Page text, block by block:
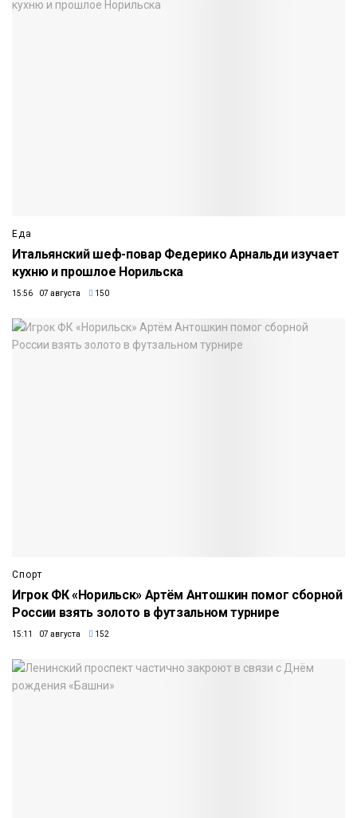
Еда
Итальянский шеф-повар Федерико Арнальди изучает
кухню и прошлое Норильска
15:56 07 августа 150
Спорт
Игрок ФК «Норильск» Артём Антошкин помог сборной
России взять золото в футзальном турнире
15:11 07 августа 152